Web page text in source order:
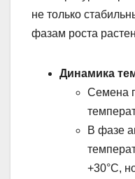
не только
фазам роста
Динамика
Семена
В фазе
+30°C,